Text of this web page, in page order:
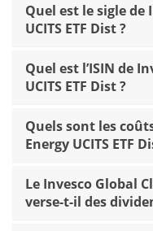
Quel est le sigle de
UCITS ETF Dist ?
Quel est l’ISIN de
UCITS ETF Dist ?
Quels sont les
Energy UCITS ETF
Le Invesco Global
verse-t-il des